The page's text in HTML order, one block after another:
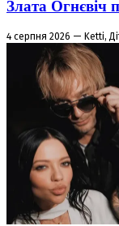
Злата Огнєвіч
4 серпня 2026 — Ketti,